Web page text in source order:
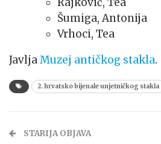
Šumiga, Antonija
Vrhoci, Tea
JavljaMuzej antičkog stakla.
2. hrvatsko bijenale unjetničkog stakla
STARIJA OBJAVA